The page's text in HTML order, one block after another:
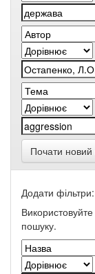
Почати
Додати фільтри:
пошуку.